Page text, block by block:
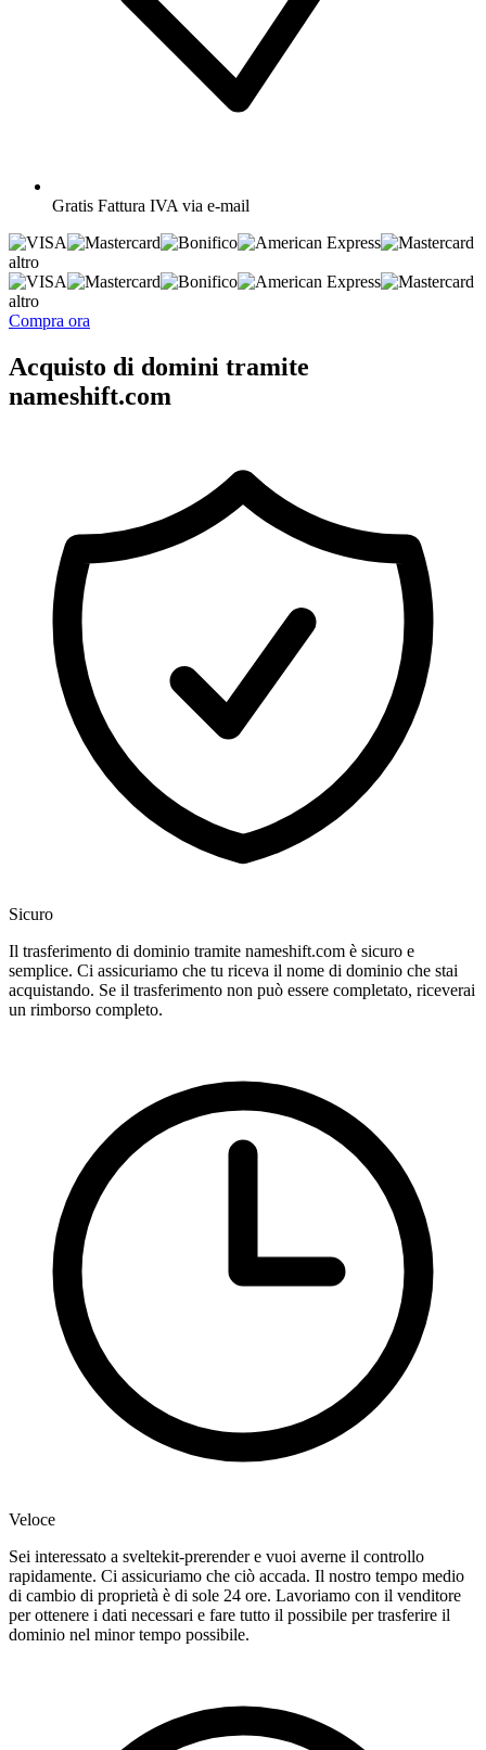
Gratis Fattura IVA via e-mail
altro
altro
Compra ora
Acquisto di domini tramite
nameshift.com
Sicuro
Il trasferimento di dominio tramite nameshift.com è sicuro e
semplice. Ci assicuriamo che tu riceva il nome di dominio che stai
acquistando. Se il trasferimento non può essere completato, riceverai
un rimborso completo.
Veloce
Sei interessato a sveltekit-prerender e vuoi averne il controllo
rapidamente. Ci assicuriamo che ciò accada. Il nostro tempo medio
di cambio di proprietà è di sole 24 ore. Lavoriamo con il venditore
per ottenere i dati necessari e fare tutto il possibile per trasferire il
dominio nel minor tempo possibile.